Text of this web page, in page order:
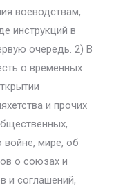
воеводствам,
инструкций в
очередь. 2) В
о временных
и прочих
мире, об
о союзах и
и соглашений,